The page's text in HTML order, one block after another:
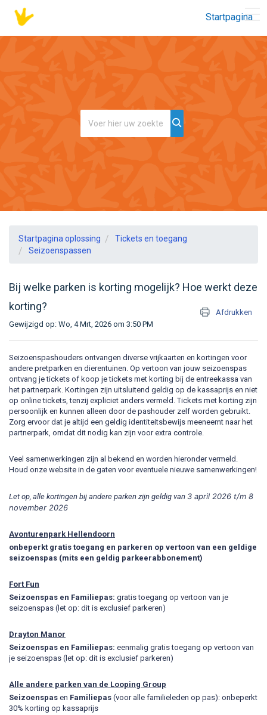
Startpagina
Startpagina oplossing
Tickets en toegang
Seizoenspassen
Bij welke parken is korting mogelijk? Hoe werkt deze
korting?
Afdrukken
Gewijzigd op: Wo, 4 Mrt, 2026 om 3:50 PM
Seizoenspashouders ontvangen diverse vrijkaarten en kortingen voor
andere pretparken en dierentuinen. Op vertoon van jouw seizoenspas
ontvang je tickets of koop je tickets met korting bij de entreekassa van
het partnerpark. Kortingen zijn uitsluitend geldig op de kassaprijs en niet
op online tickets, tenzij expliciet anders vermeld. Tickets met korting zijn
persoonlijk en kunnen alleen door de pashouder zelf worden gebruikt.
Zorg ervoor dat je altijd een geldig identiteitsbewijs meeneemt naar het
partnerpark, omdat dit nodig kan zijn voor extra controle.
Veel samenwerkingen zijn al bekend en worden hieronder vermeld.
Houd onze website in de gaten voor eventuele nieuwe samenwerkingen!
Let op, alle kortingen bij andere parken zijn geldig van 3 april 2026 t/m 8
november 2026
Avonturenpark Hellendoorn
onbeperkt gratis toegang en parkeren op vertoon van een geldige
seizoenspas (mits een geldig parkeerabbonement)
Fort Fun
Seizoenspas en Familiepas: gratis toegang op vertoon van je
seizoenspas (let op: dit is exclusief parkeren)
Drayton Manor
Seizoenspas en Familiepas: eenmalig gratis toegang op vertoon van
je seizoenspas (let op: dit is exclusief parkeren)
Alle andere parken van de Looping Group
Seizoenspas en Familiepas (voor alle familieleden op pas): onbeperkt
30% korting op kassaprijs